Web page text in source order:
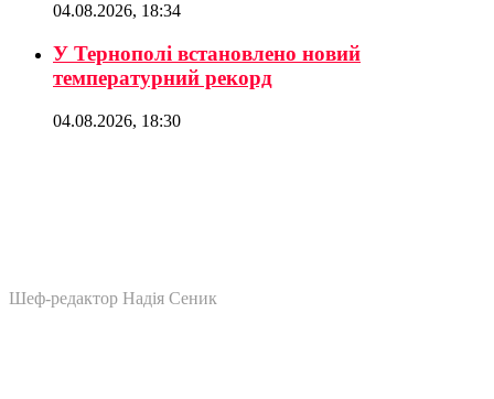
04.08.2026, 18:34
У Тернополі встановлено новий
температурний рекорд
04.08.2026, 18:30
Шеф-редактор Надія Сеник